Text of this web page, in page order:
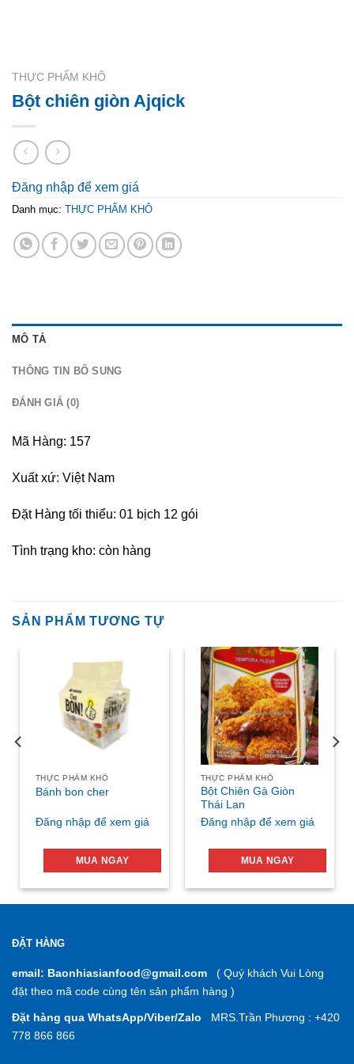
THỰC PHẨM KHÔ
Bột chiên giòn Ajqick
Đăng nhập để xem giá
Danh mục: THỰC PHẨM KHÔ
MÔ TẢ
THÔNG TIN BỔ SUNG
ĐÁNH GIÁ (0)
Mã Hàng: 157
Xuất xứ: Việt Nam
Đặt Hàng tối thiểu: 01 bịch 12 gói
Tình trạng kho: còn hàng
SẢN PHẨM TƯƠNG TỰ
THỰC PHẨM KHÔ
Bánh bon cher
Đăng nhập để xem giá
MUA NGAY
THỰC PHẨM KHÔ
Bột Chiên Gà Giòn
Thái Lan
Đăng nhập để xem giá
MUA NGAY
ĐẶT HÀNG
email: Baonhiasianfood@gmail.com ( Quý khách Vui Lòng
đặt theo mã code cùng tên sản phẩm hàng )
Đặt hàng qua WhatsApp/Viber/Zalo MRS.Trần Phương : +420
778 866 866